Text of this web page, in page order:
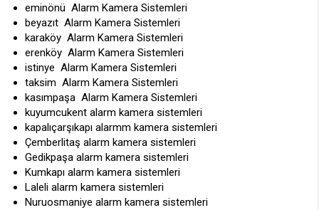
eminönü Alarm Kamera Sistemleri
beyazıt Alarm Kamera Sistemleri
karaköy Alarm Kamera Sistemleri
erenköy Alarm Kamera Sistemleri
istinye Alarm Kamera Sistemleri
taksim Alarm Kamera Sistemleri
kasımpaşa Alarm Kamera Sistemleri
kuyumcukent alarm kamera sistemleri
kapalıçarşıkapı alarmm kamera sistemleri
Çemberlitaş alarm kamera sistemleri
Gedikpaşa alarm kamera sistemleri
Kumkapı alarm kamera sistemleri
Laleli alarm kamera sistemleri
Nuruosmaniye alarm kamera sistemleri